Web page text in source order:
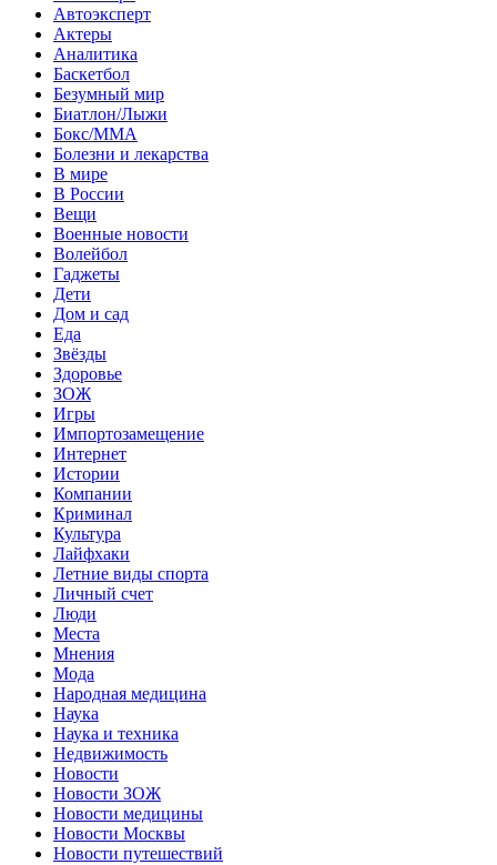
Автоэксперт
Актеры
Аналитика
Баскетбол
Безумный мир
Биатлон/Лыжи
Бокс/MMA
Болезни и лекарства
В мире
В России
Вещи
Военные новости
Волейбол
Гаджеты
Дети
Дом и сад
Еда
Звёзды
Здоровье
ЗОЖ
Игры
Импортозамещение
Интернет
Истории
Компании
Криминал
Культура
Лайфхаки
Летние виды спорта
Личный счет
Люди
Места
Мнения
Мода
Народная медицина
Наука
Наука и техника
Недвижимость
Новости
Новости ЗОЖ
Новости медицины
Новости Москвы
Новости путешествий